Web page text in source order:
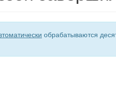
обрабатываются